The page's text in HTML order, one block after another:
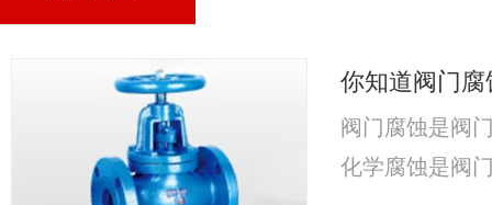
你知道阀门
阀门腐蚀是阀
化学腐蚀是阀